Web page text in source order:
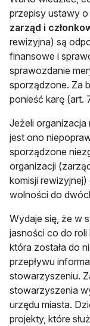
przepisy ustawy
zarząd i
rewizyjna) są
finansowe i
sprawozdanie
sporządzone. Za
ponieść karę (art.
Jeżeli
jest ono
sporządzone
organizacji
komisji
wolności do
Wydaje się, że w
jasności co do roli
która została do
przepływu
stowarzyszeniu.
stowarzyszenia
urzędu miasta.
projekty, które